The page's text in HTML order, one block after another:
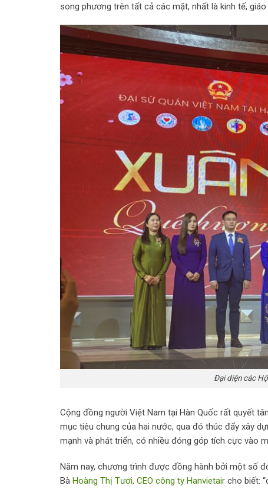
song phương trên tất cả các mặt, nhất là kinh tế,
Đại diện các
Cộng đồng người Việt Nam tại Hàn Quốc rất quyết
mục tiêu chung của hai nước, qua đó thúc đẩy xây
mạnh và phát triển, có nhiều đóng góp tích cực vào
Năm nay, chương trình được đồng hành bởi một số
Bà Hoàng Thị Tươi, CEO công ty Hanvietair cho biết: